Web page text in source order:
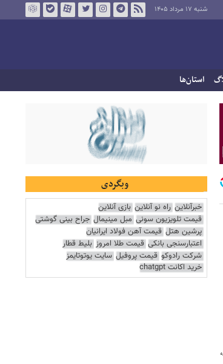
شنبه ۱۷ مرداد ۱۴۰۵
استان‌ها
وبگردی
خبرآنلاین راه نو آنلاین بازی آنلاین
قیمت تلویزیون سونی مبل مینیمال جراح بینی گوشتی
پرشین هتل قیمت آهن فولاد ایرانیان
اعتبارسنجی بانکی قیمت طلا امروز بلیط قطار
شرکت رادوکو قیمت پروفیل سایت یوتوتایمز
خرید اکانت chatgpt